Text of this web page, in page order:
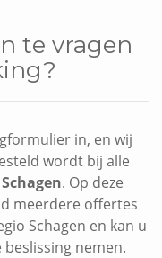
te vragen
in, en wij
wordt bij alle
. Op deze
meerdere offertes
Schagen en kan u
nemen.